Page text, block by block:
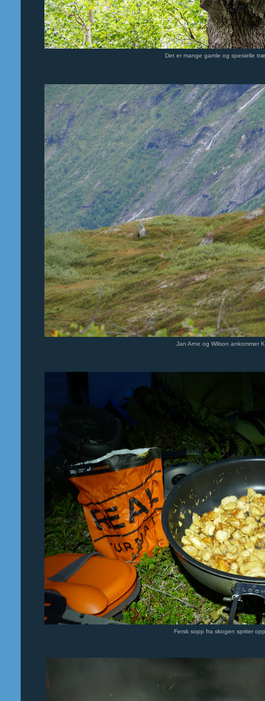
Det er mange gamle og spesielle
Jan Arne og Wilson ankommer
Fersk sopp fra skogen spriter